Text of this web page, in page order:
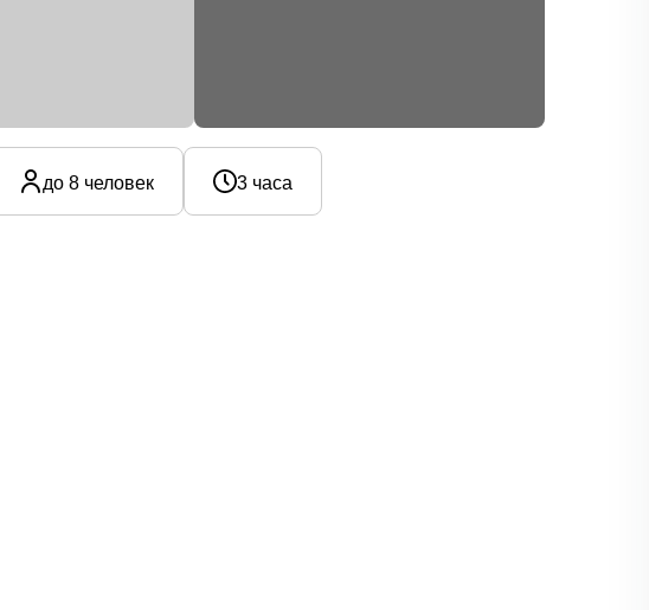
до 8 человек 3 часа